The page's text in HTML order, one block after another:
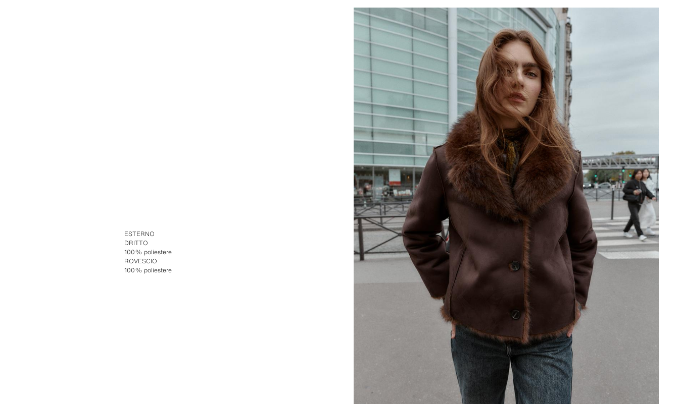
ESTERNO
DRITTO
100% poliestere
ROVESCIO
100% poliestere